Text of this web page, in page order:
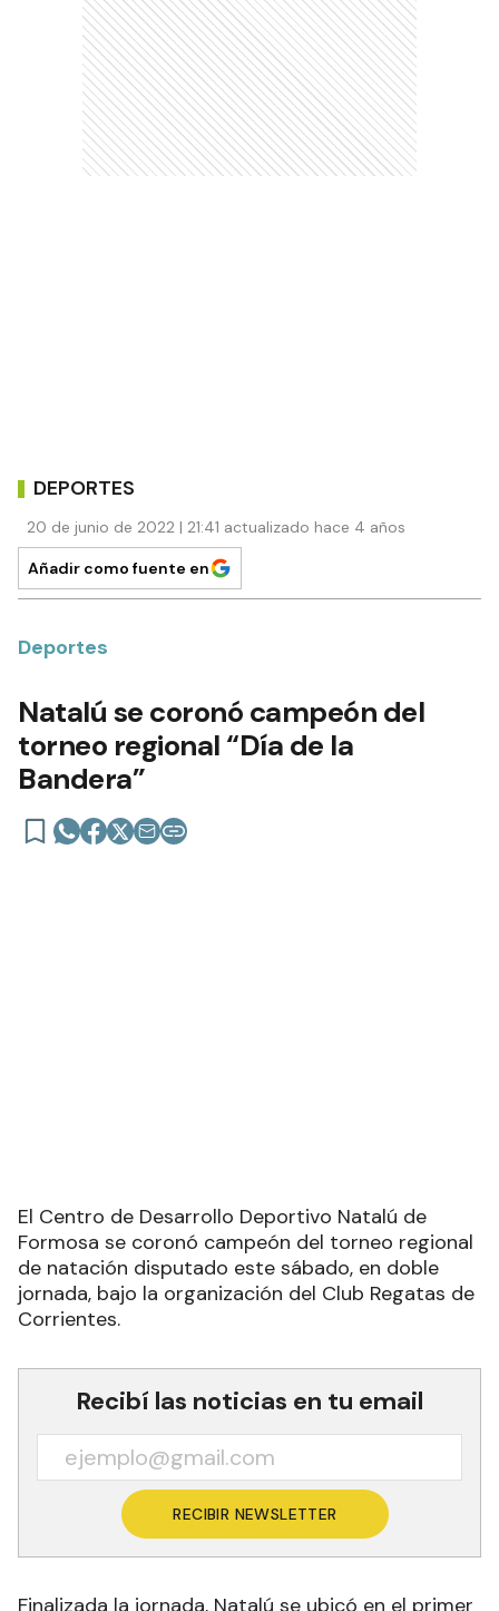
DEPORTES
20 de junio de 2022 | 21:41 actualizado hace 4 años
Añadir como fuente en
Deportes
Natalú se coronó campeón del
torneo regional “Día de la
Bandera”
El Centro de Desarrollo Deportivo Natalú de
Formosa se coronó campeón del torneo regional
de natación disputado este sábado, en doble
jornada, bajo la organización del Club Regatas de
Corrientes.
Recibí las noticias en tu email
RECIBIR NEWSLETTER